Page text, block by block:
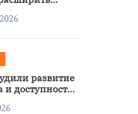
развитие
и доступность